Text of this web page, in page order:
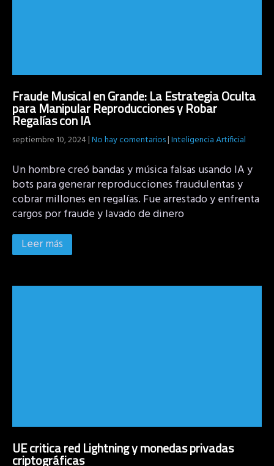
Fraude Musical en Grande: La Estrategia Oculta
para Manipular Reproducciones y Robar
Regalías con IA
septiembre 10, 2024|No hay comentarios|Inteligencia Artificial
Un hombre creó bandas y música falsas usando IA y
bots para generar reproducciones fraudulentas y
cobrar millones en regalías. Fue arrestado y enfrenta
cargos por fraude y lavado de dinero
Leer más
UE critica red Lightning y monedas privadas
criptográficas